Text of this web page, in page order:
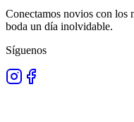
Conectamos novios con los
boda un día inolvidable.
Síguenos